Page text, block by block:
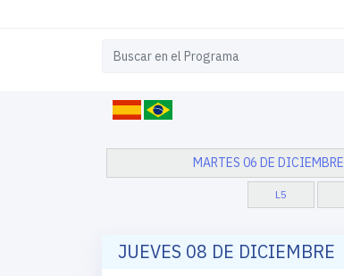
MARTES 06 DE DICIEMBRE
L5
JUEVES 08 DE DICIEMBRE